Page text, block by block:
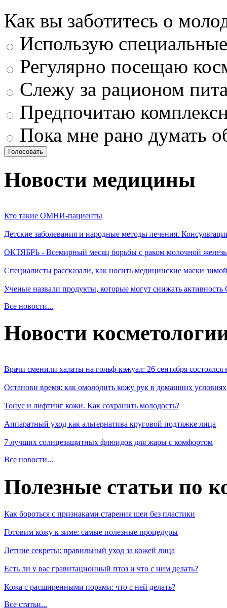
Как вы заботитесь о
Использую
Регулярно посещаю
Слежу за рационом
Предпочитаю
Пока мне рано думать
Новости медицины
Кто такие ОМНИ-пациенты
Детские заболевания и народные методы лечения.
ОКТЯБРЬ - Всемирный месяц борьбы с раком молочной
Специалисты рассказали, как носить медицинские маски зимой
Ученые назвали продукты, которые могут снижать
Все новости...
Новости
Врачи сменили халаты на гольф-кэжуал: 26 сентября
Останови время: как омолодить кожу рук в домашних условиях
Тонус и лифтинг кожи. Как сохранить молодость?
Аппаратный уход как альтернатива круговой подтяжке лица
7 лучших солнцезащитных флюидов для жары с комфортом
Все новости...
Полезные статьи по
Как бороться с признаками старения шеи без пластики
Готовим кожу к зиме: самые полезные процедуры
Летние секреты: правильный уход за кожей лица
Есть ли у вас гравитационный птоз и что с ним делать?
Кожа с расширенными порами: что с ней делать?
Все статьи...